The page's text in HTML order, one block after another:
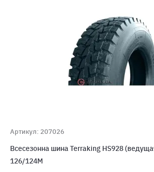
Артикул: 207026
Всесезонна шина Terraking HS928
126/124M